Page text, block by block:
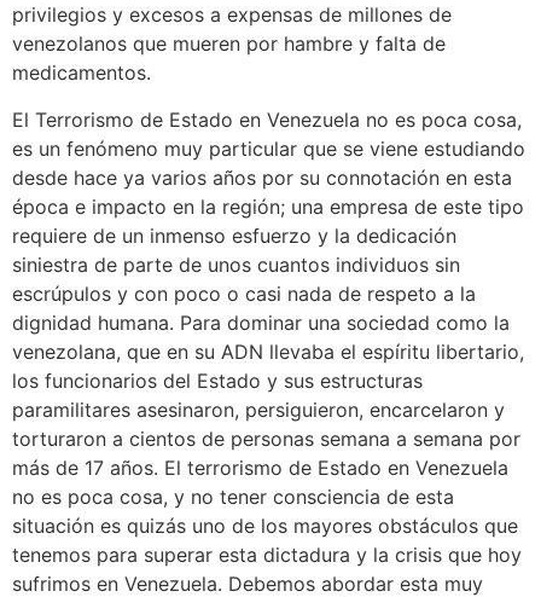
privilegios y excesos a expensas de millones de
venezolanos que mueren por hambre y falta de
medicamentos.
El Terrorismo de Estado en Venezuela no es poca cosa,
es un fenómeno muy particular que se viene estudiando
desde hace ya varios años por su connotación en esta
época e impacto en la región; una empresa de este tipo
requiere de un inmenso esfuerzo y la dedicación
siniestra de parte de unos cuantos individuos sin
escrúpulos y con poco o casi nada de respeto a la
dignidad humana. Para dominar una sociedad como la
venezolana, que en su ADN llevaba el espíritu libertario,
los funcionarios del Estado y sus estructuras
paramilitares asesinaron, persiguieron, encarcelaron y
torturaron a cientos de personas semana a semana por
más de 17 años. El terrorismo de Estado en Venezuela
no es poca cosa, y no tener consciencia de esta
situación es quizás uno de los mayores obstáculos que
tenemos para superar esta dictadura y la crisis que hoy
sufrimos en Venezuela. Debemos abordar esta muy